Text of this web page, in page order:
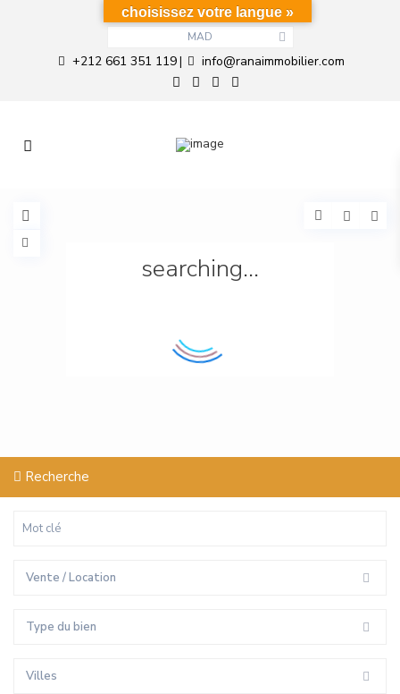
MAD
+212 661 351 119| info@ranaimmobilier.com
searching...
Recherche
Vente / Location
Type du bien
Villes
choisissez votre langue »